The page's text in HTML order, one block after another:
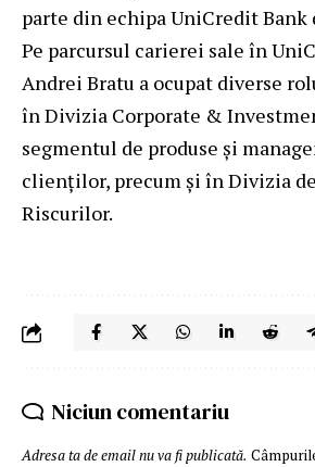
parte din echipa UniCredit Bank
Pe parcursul carierei sale în
Andrei Bratu a ocupat diverse
în Divizia Corporate &
segmentul de produse și
clienților, precum și în Divizia
Riscurilor.
Niciun comentariu
Adresa ta de email nu va fi publicată.